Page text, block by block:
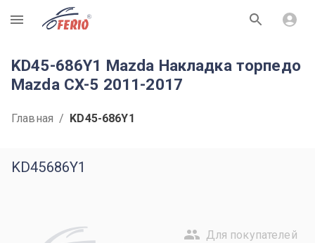
R
KD45-686Y1 Mazda Накладка торпедо
Mazda CX-5 2011-2017
Главная / KD45-686Y1
KD45686Y1
Для покупателей